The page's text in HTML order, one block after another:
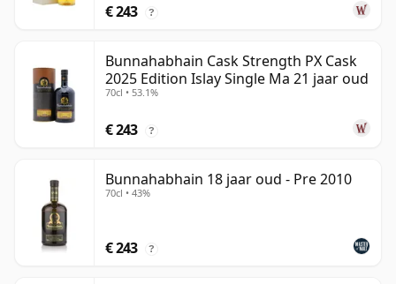
€ 243 ?
Bunnahabhain Cask Strength PX Cask
2025 Edition Islay Single Ma 21 jaar oud
70cl • 53.1%
€ 243 ?
Bunnahabhain 18 jaar oud - Pre 2010
70cl • 43%
€ 243 ?